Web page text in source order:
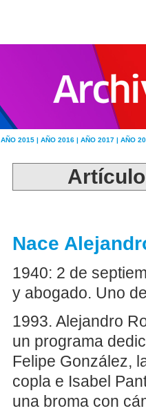
AÑO 2015 | AÑO 2016 | AÑO 2017 | AÑO
Nace
1940: 2 de
y abogado. Uno
1993. Alejandro
un programa
Felipe González,
copla e Isabel
una broma con